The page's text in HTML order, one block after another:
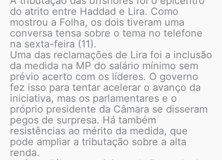
do atrito entre Haddad e Lira. Como
mostrou a Folha, os dois tiveram uma
conversa tensa sobre o tema no telefone
na sexta-feira (11).
Uma das reclamações de Lira foi a inclusão
da medida na MP do salário mínimo sem
prévio acerto com os líderes. O governo
fez isso para tentar acelerar o avanço da
iniciativa, mas os parlamentares e o
próprio presidente da Câmara se disseram
pegos de surpresa. Há também
resistências ao mérito da medida, que
pode ampliar a tributação sobre a alta
renda.